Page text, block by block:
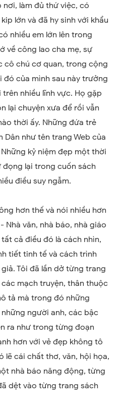
nơi, làm đủ thứ việc, có
lớn và đã hy sinh với khẩu
nhiều em lớn lên trong
về công lao cha mẹ, sự
cô chú cơ quan, trong cộng
của mình sau này trưởng
nhiều lĩnh vực. Họ gặp
lại chuyện xưa để rồi vẫn
thời ấy. Những đứa trẻ
Dân như tên trang Web của
kỷ niệm đẹp một thời
lại trong cuốn sách
điều suy ngẫm.
hơn thế và nói nhiều hơn
văn, nhà báo, nhà giáo
tất cả điều đó là cách nhìn,
tiết tinh tế và cách trình
Tôi đã lần dở từng trang
mạch truyện, thân thuộc
tả mà trong đó những
người anh, các bậc
ra như trong từng đoạn
hơn với vẻ đẹp không tô
lẽ cái chất thơ, văn, hội họa,
nhà báo năng động, từng
dệt vào từng trang sách